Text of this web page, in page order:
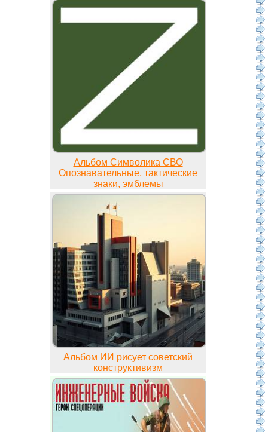
Альбом Символика СВО
Опознавательные, тактические
знаки, эмблемы
Альбом ИИ рисует советский
конструктивизм